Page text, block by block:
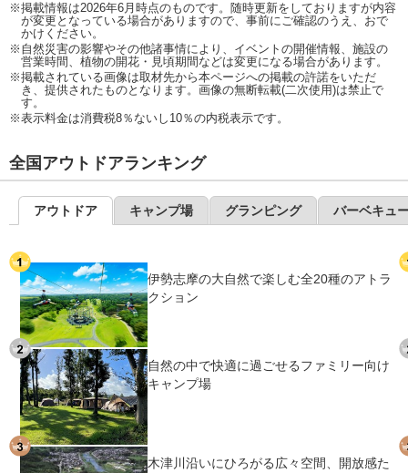
※掲載情報は2026年6月時点のものです。随時更新をしておりますが内容
が変更となっている場合がありますので、事前にご確認のうえ、おで
かけください。
※自然災害の影響やその他諸事情により、イベントの開催情報、施設の
営業時間、植物の開花・見頃期間などは変更になる場合があります。
※掲載されている画像は取材先から本ページへの掲載の許諾をいただ
き、提供されたものとなります。画像の無断転載(二次使用)は禁止で
す。
※表示料金は消費税8％ないし10％の内税表示です。
全国アウトドアランキング
アウトドア キャンプ場 グランピング バーベキュ
伊勢志摩の大自然で楽しむ全20種のアトラ
クション
自然の中で快適に過ごせるファミリー向け
キャンプ場
木津川沿いにひろがる広々空間、開放感た